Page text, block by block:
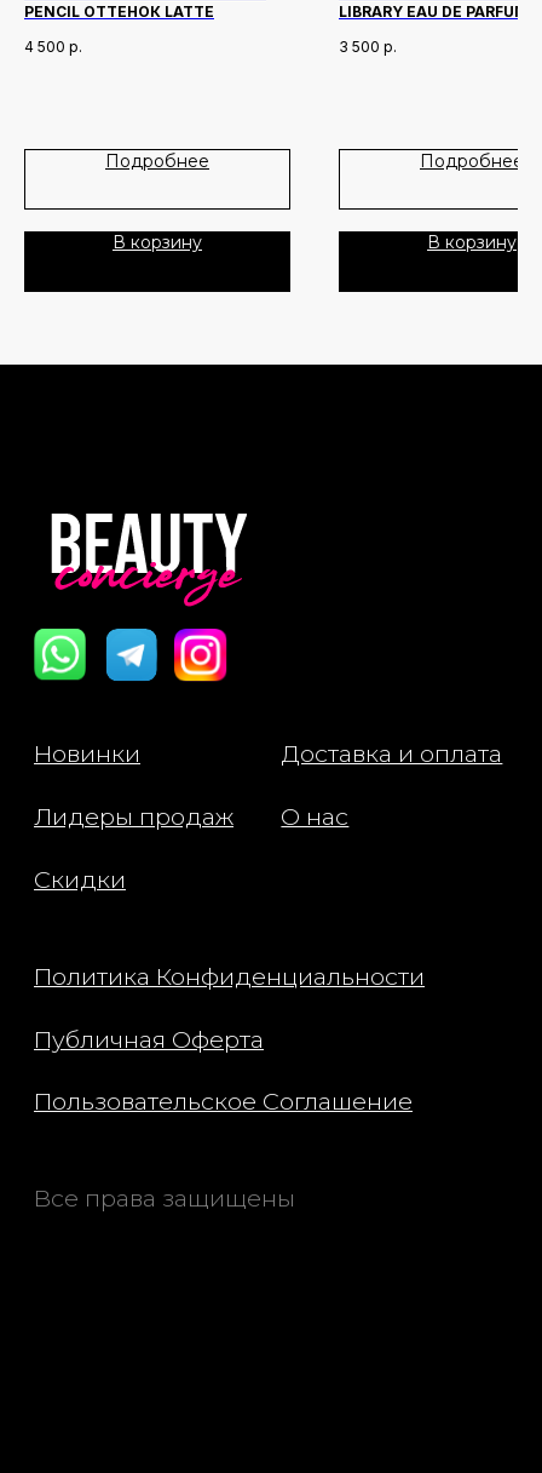
PENCIL ОТТЕНОК LATTE
4 500 р.
Подробнее
В корзину
LIBRARY EAU DE PARFUM
3 500 р.
Подробнее
В корзину
Публичная Оферта